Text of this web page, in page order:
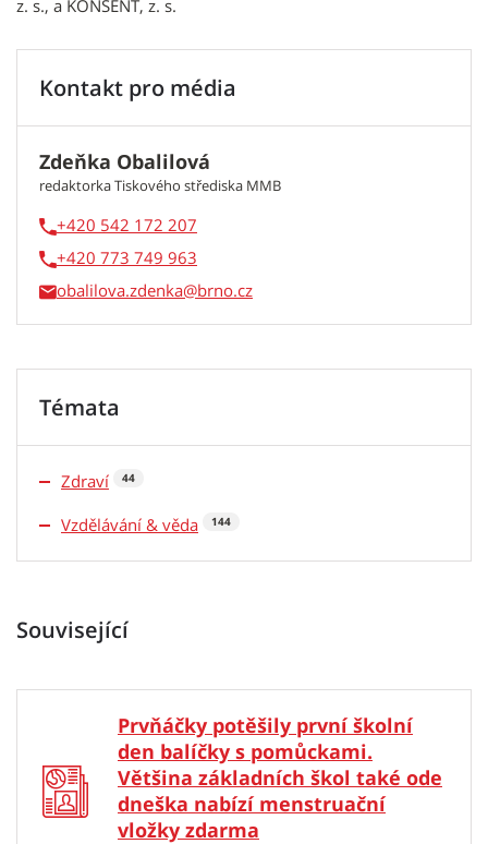
z. s., a KONSENT, z. s.
Kontakt pro média
Zdeňka Obalilová
redaktorka Tiskového střediska MMB
+420 542 172 207
+420 773 749 963
obalilova.zdenka
Témata
Zdraví 44
Vzdělávání & věda 144
Související
Prvňáčky potěšily první školní
den balíčky s pomůckami.
Většina základních škol také ode
dneška nabízí menstruační
vložky zdarma